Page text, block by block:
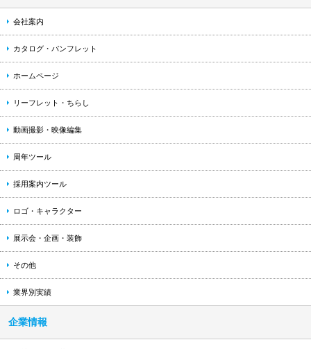
会社案内
カタログ・パンフレット
ホームページ
リーフレット・ちらし
動画撮影・映像編集
周年ツール
採用案内ツール
ロゴ・キャラクター
展示会・企画・装飾
その他
業界別実績
企業情報